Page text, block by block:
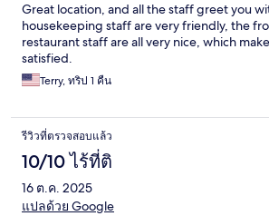
Great location, and all the staff greet you
housekeeping staff are very friendly, the
restaurant staff are all very nice, which
satisfied.
Terry, ทริป 1 คืน
รีวิวที่ตรวจสอบแล้ว
10/10 ไร้ที่ติ
16 ต.ค. 2025
แปลด้วย Google